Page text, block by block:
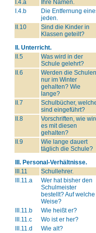
I.4.a
Ihre Namen.
I.4.b
Die Entfernung
jeden.
II.10
Sind die Kinder in
Klassen geteilt?
II. Unterricht.
II.5
Was wird in der
Schule gelehrt?
II.6
Werden die Schulen
nur im Winter
gehalten? Wie
lange?
II.7
Schulbücher,
sind eingeführt?
II.8
Vorschriften, wie
es mit diesen
gehalten?
II.9
Wie lange dauert
täglich die Schule?
III. Personal-Verhältnisse.
III.11
Schullehrer.
III.11.a
Wer hat bisher den
Schulmeister
bestellt? Auf welche
Weise?
III.11.b
Wie heißt er?
III.11.c
Wo ist er her?
III.11.d
Wie alt?